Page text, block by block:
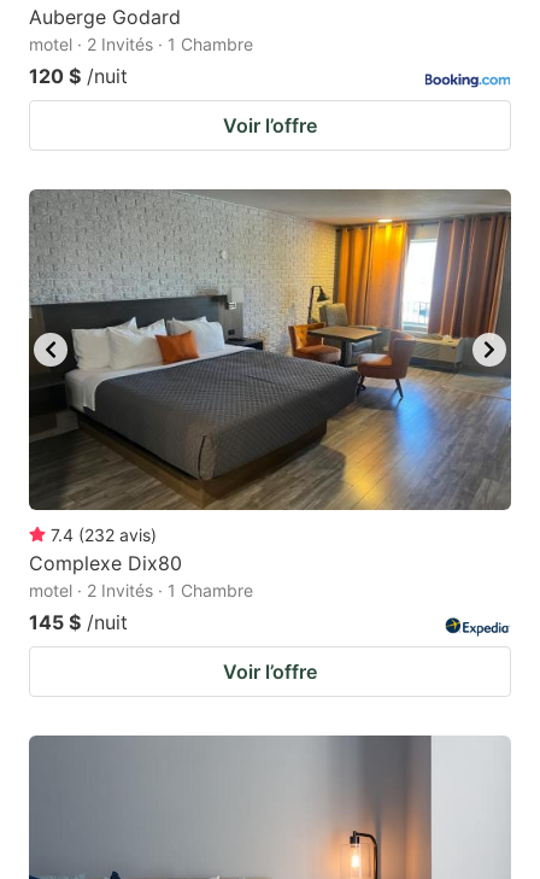
Auberge Godard
motel · 2 Invités · 1 Chambre
120 $ /nuit
Voir l’offre
7.4 (232 avis)
Complexe Dix80
motel · 2 Invités · 1 Chambre
145 $ /nuit
Voir l’offre